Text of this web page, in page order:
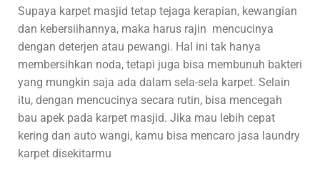
Supaya karpet masjid tetap tejaga kerapian, kewangian
dan kebersiihannya, maka harus rajin mencucinya
dengan deterjen atau pewangi. Hal ini tak hanya
membersihkan noda, tetapi juga bisa membunuh bakteri
yang mungkin saja ada dalam sela-sela karpet. Selain
itu, dengan mencucinya secara rutin, bisa mencegah
bau apek pada karpet masjid. Jika mau lebih cepat
kering dan auto wangi, kamu bisa mencaro jasa laundry
karpet disekitarmu